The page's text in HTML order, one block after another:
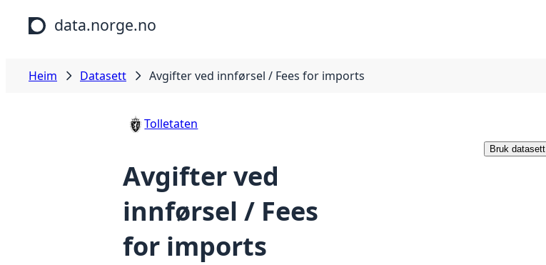
Hopp til hovudinnhald
data.norge.no
Heim Datasett Avgifter ved innførsel / Fees for imports
Tolletaten
Avgifter ved
innførsel / Fees
for imports
Bruk datasett